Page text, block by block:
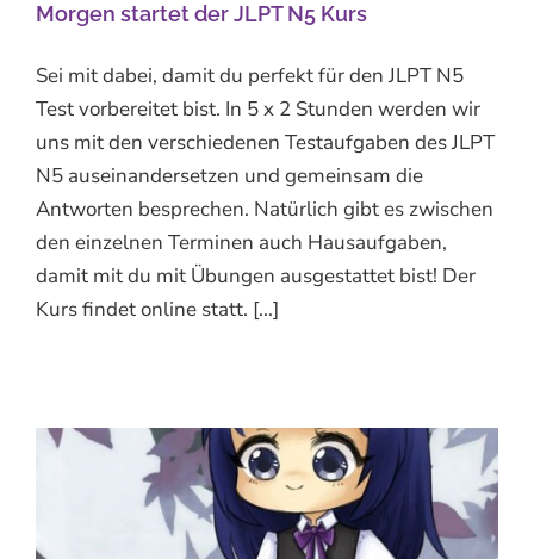
Morgen startet der JLPT N5 Kurs
Sei mit dabei, damit du perfekt für den JLPT N5
Test vorbereitet bist. In 5 x 2 Stunden werden wir
uns mit den verschiedenen Testaufgaben des JLPT
N5 auseinandersetzen und gemeinsam die
Antworten besprechen. Natürlich gibt es zwischen
den einzelnen Terminen auch Hausaufgaben,
damit mit du mit Übungen ausgestattet bist! Der
Kurs findet online statt. [...]